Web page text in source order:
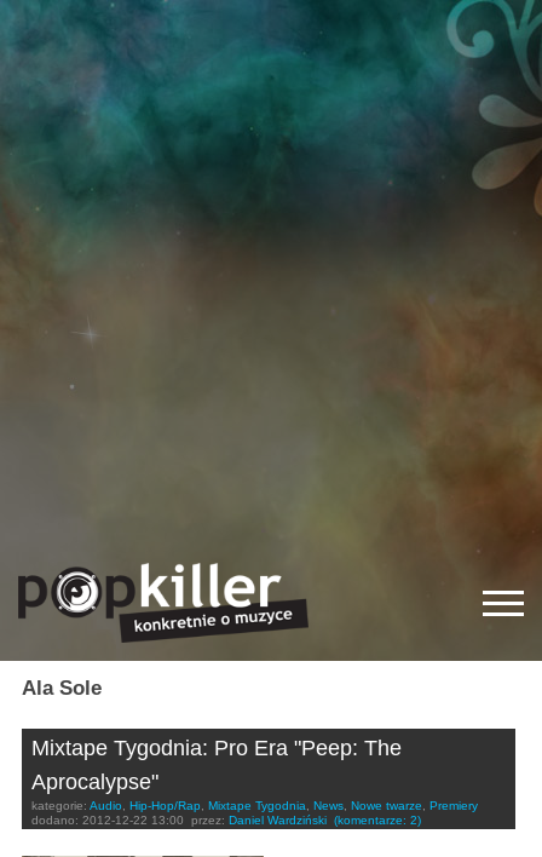
Ala Sole
Mixtape Tygodnia: Pro Era "Peep: The
Aprocalypse"
kategorie: Audio, Hip-Hop/Rap, Mixtape Tygodnia, News, Nowe twarze, Premiery
dodano: 2012-12-22 13:00 przez: Daniel Wardziński (komentarze: 2)